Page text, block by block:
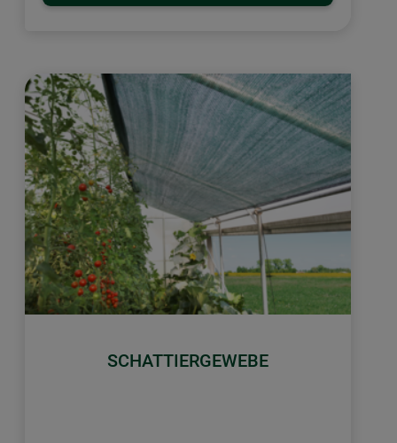
SCHATTIERGEWEBE